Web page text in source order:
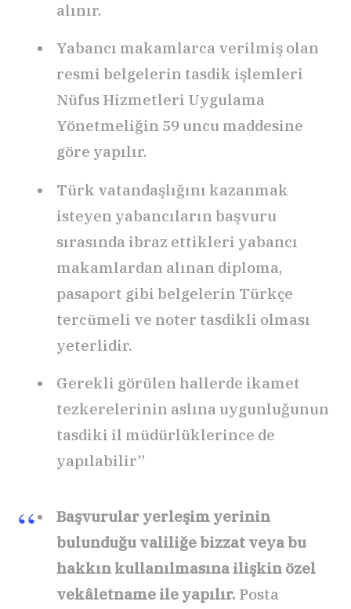
alınır.
Yabancı makamlarca verilmiş olan
resmi belgelerin tasdik işlemleri
Nüfus Hizmetleri Uygulama
Yönetmeliğin 59 uncu maddesine
göre yapılır.
Türk vatandaşlığını kazanmak
isteyen yabancıların başvuru
sırasında ibraz ettikleri yabancı
makamlardan alınan diploma,
pasaport gibi belgelerin Türkçe
tercümeli ve noter tasdikli olması
yeterlidir.
Gerekli görülen hallerde ikamet
tezkerelerinin aslına uygunluğunun
tasdiki il müdürlüklerince de
yapılabilir”
Başvurular yerleşim yerinin
bulunduğu valiliğe bizzat veya bu
hakkın kullanılmasına ilişkin özel
vekâletname ile yapılır. Posta